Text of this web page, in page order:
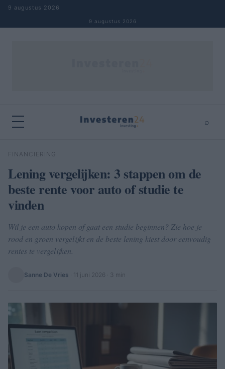
Naar inhoud springen
9 augustus 2026
9 augustus 2026
⌕
Zoeken
FINANCIERING
Lening vergelijken: 3 stappen om de
beste rente voor auto of studie te
vinden
Wil je een auto kopen of gaat een studie beginnen? Zie hoe je
rood en groen vergelijkt en de beste lening kiest door eenvoudig
rentes te vergelijken.
Sanne De Vries 11 juni 2026 · 3 min